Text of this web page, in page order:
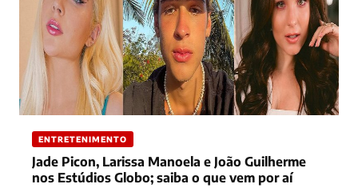
ENTRETENIMENTO
Jade Picon, Larissa Manoela e João Guilherme
nos Estúdios Globo; saiba o que vem por aí